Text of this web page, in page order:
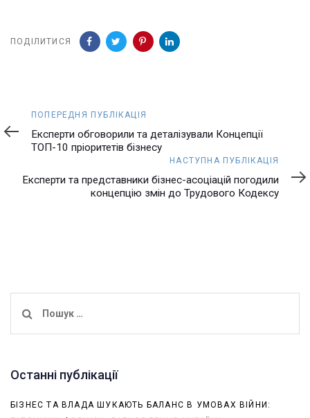
ПОДІЛИТИСЯ
Попередня
публікація
ПОПЕРЕДНЯ ПУБЛІКАЦІЯ
Експерти обговорили та деталізували Концепції
ТОП-10 пріоритетів бізнесу
публікація
НАСТУПНА ПУБЛІКАЦІЯ
Експерти та представники бізнес-асоціацій погодили
концепцію змін до Трудового Кодексу
Останні публікації
БІЗНЕС ТА ВЛАДА ШУКАЮТЬ БАЛАНС В УМОВАХ ВІЙНИ: